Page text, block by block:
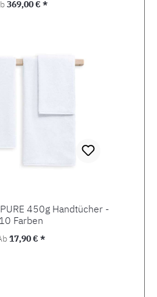
Preis:
369,00 € *
450g Handtücher -
10 Farben
Preis:
17,90 € *